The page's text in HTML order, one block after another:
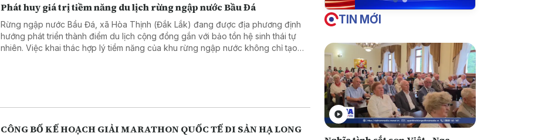
Phát huy giá trị tiềm năng du lịch rừng ngập nước Bầu Đá
Rừng ngập nước Bầu Đá, xã Hòa Thịnh (Đắk Lắk) đang được địa phương định
hướng phát triển thành điểm du lịch cộng đồng gắn với bảo tồn hệ sinh thái tự
nhiên. Việc khai thác hợp lý tiềm năng của khu rừng ngập nước không chỉ tạo
CÔNG BỐ KẾ HOẠCH GIẢI MARATHON QUỐC TẾ DI SẢN HẠ LONG
TIN MỚI